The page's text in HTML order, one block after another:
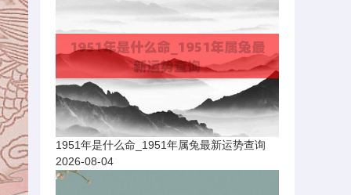
1951年是什么命_1951年属兔最新运势查询
2026-08-04